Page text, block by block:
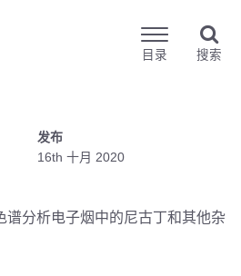
目录 搜索
发布
16th 十月 2020
谱分析电子烟中的尼古丁和其他杂